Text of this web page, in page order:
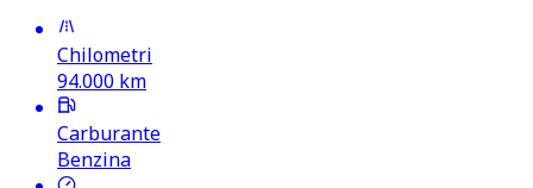
Chilometri
94.000 km
Carburante
Benzina